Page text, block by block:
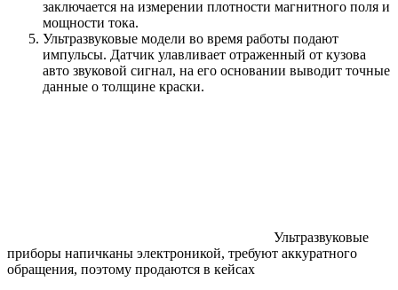
заключается на измерении плотности магнитного поля и
мощности тока.
Ультразвуковые модели во время работы подают
импульсы. Датчик улавливает отраженный от кузова
авто звуковой сигнал, на его основании выводит точные
данные о толщине краски.
Ультразвуковые
приборы напичканы электроникой, требуют аккуратного
обращения, поэтому продаются в кейсах